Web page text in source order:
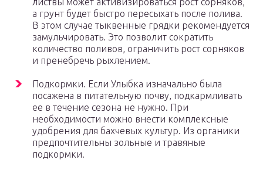
а грунт будет быстро пересыхать после полива.
В этом случае тыквенные грядки рекомендуется
замульчировать. Это позволит сократить
количество поливов, ограничить рост сорняков
и пренебречь рыхлением.
Подкормки. Если Улыбка изначально была
посажена в питательную почву, подкармливать
ее в течение сезона не нужно. При
необходимости можно внести комплексные
удобрения для бахчевых культур. Из органики
предпочтительны зольные и травяные
подкормки.